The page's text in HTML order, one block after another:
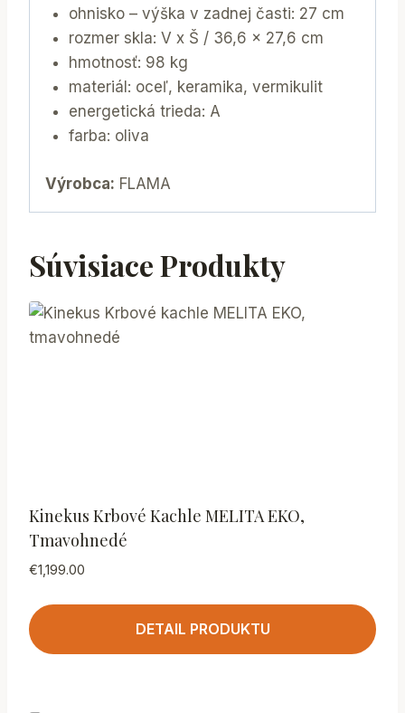
ohnisko – výška v zadnej časti: 27 cm
rozmer skla: V x Š / 36,6 x 27,6 cm
hmotnosť: 98 kg
materiál: oceľ, keramika, vermikulit
energetická trieda: A
farba: oliva
Výrobca: FLAMA
Súvisiace Produkty
Kinekus Krbové Kachle MELITA EKO,
Tmavohnedé
€1,199.00
DETAIL PRODUKTU